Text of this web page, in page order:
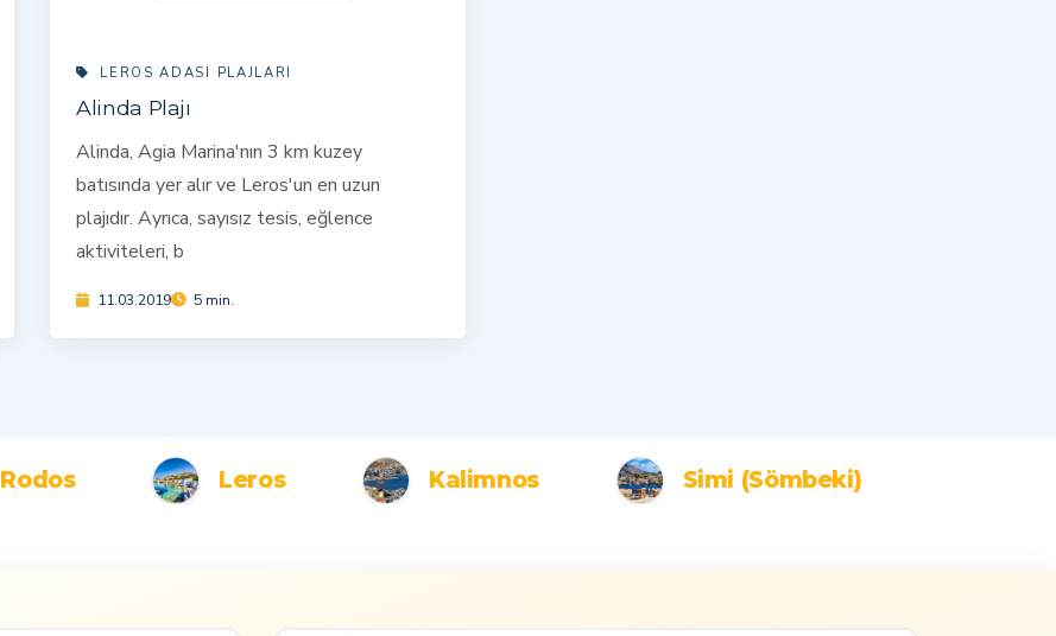
LEROS ADASI PLAJLARI
Alinda Plajı
Alinda, Agia Marina'nın 3 km kuzey
batısında yer alır ve Leros'un en uzun
plajıdır. Ayrıca, sayısız tesis, eğlence
aktiviteleri, b
11.03.2019 5 min.
Rodos Leros Kalimnos
Simi (Sömbeki)